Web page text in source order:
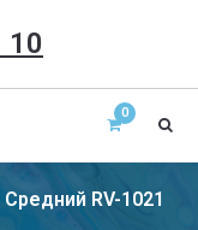
10
RV-1021